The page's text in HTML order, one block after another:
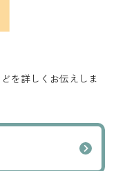
を詳しくお伝えしま